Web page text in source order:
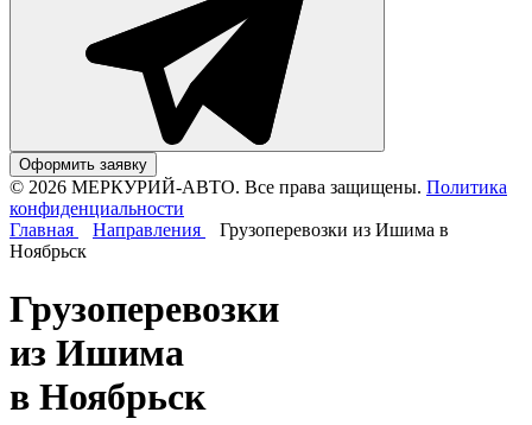
Оформить заявку
© 2026 МЕРКУРИЙ-АВТО. Все права защищены. Политика
конфиденциальности
Главная
Направления
Грузоперевозки из Ишима в
Ноябрьск
Грузоперевозки
из Ишима
в Ноябрьск